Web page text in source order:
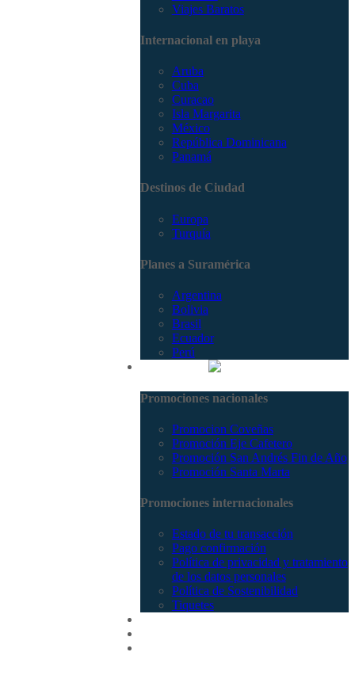
Viajes Baratos
Internacional en playa
Aruba
Cuba
Curacao
Isla Margarita
México
República Dominicana
Panamá
Destinos de Ciudad
Europa
Turquía
Planes a Suramérica
Argentina
Bolivia
Brasil
Ecuador
Perú
Promociones nacionales
Promocion Coveñas
Promoción Eje Cafetero
Promoción San Andrés Fin de Año
Promoción Santa Marta
Promociones internacionales
Estado de tu transacción
Pago confirmación
Política de privacidad y tratamiento
de los datos personales
Política de Sostenibilidad
Tiquetes